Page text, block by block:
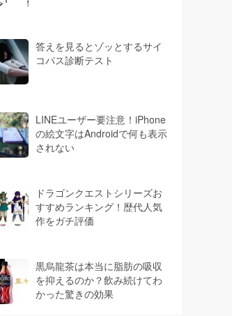
答えを見るとゾッとするサイ
コパス診断テスト
LINEユーザー要注意！iPhone
の絵文字はAndroidで何も表示
されない
ドラゴンクエストシリーズお
すすめランキング！歴代人気
作をガチ評価
黒烏龍茶は本当に脂肪の吸収
を抑えるのか？飲み続けてわ
かった驚きの効果